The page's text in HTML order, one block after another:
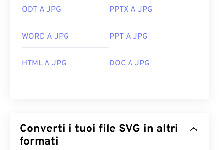
ODT A JPG PPTX A JPG
WORD A JPG PPT A JPG
HTML A JPG DOC A JPG
Converti i tuoi file SVG in altri
formati